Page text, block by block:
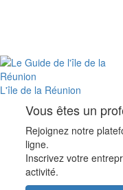
L'île de la Réunion
Vous êtes un
Rejoignez notre
ligne.
Inscrivez votre
activité.